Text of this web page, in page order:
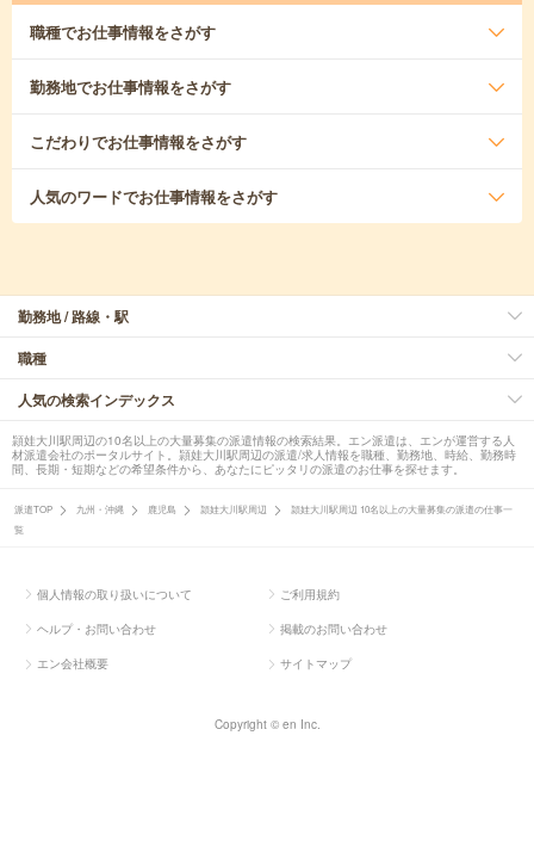
職種でお仕事情報をさがす
勤務地でお仕事情報をさがす
こだわりでお仕事情報をさがす
人気のワードでお仕事情報をさがす
勤務地 / 路線・駅
職種
人気の検索インデックス
頴娃大川駅周辺の10名以上の大量募集の派遣情報の検索結果。エン派遣は、エンが運営する人
材派遣会社のポータルサイト。頴娃大川駅周辺の派遣/求人情報を職種、勤務地、時給、勤務時
間、長期・短期などの希望条件から、あなたにピッタリの派遣のお仕事を探せます。
派遣TOP 九州・沖縄 鹿児島 頴娃大川駅周辺
頴娃大川駅周辺 10名以上の大量募集の派遣の仕事一
覧
個人情報の取り扱いについて ご利用規約
ヘルプ・お問い合わせ 掲載のお問い合わせ
エン会社概要 サイトマップ
Copyright © en Inc.